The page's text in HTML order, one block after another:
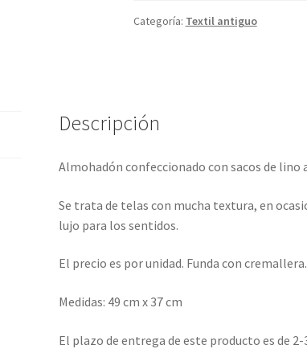
Categoría: Textil antiguo
Descripción
Almohadón confeccionado con sacos de
Se trata de telas con mucha textura, en
lujo para los sentidos.
El precio es por unidad. Funda con
Medidas: 49 cm x 37 cm
El plazo de entrega de este producto es de 2-